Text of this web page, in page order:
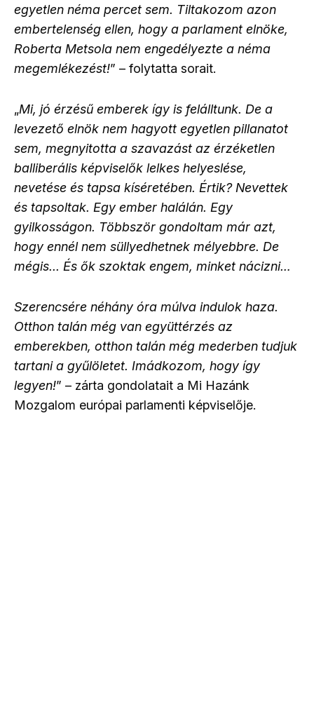
egyetlen néma percet sem. Tiltakozom azon
embertelenség ellen, hogy a parlament elnöke,
Roberta Metsola nem engedélyezte a néma
megemlékezést!” – folytatta sorait.
„Mi, jó érzésű emberek így is felálltunk. De a
levezető elnök nem hagyott egyetlen pillanatot
sem, megnyitotta a szavazást az érzéketlen
balliberális képviselők lelkes helyeslése,
nevetése és tapsa kíséretében. Értik? Nevettek
és tapsoltak. Egy ember halálán. Egy
gyilkosságon. Többször gondoltam már azt,
hogy ennél nem süllyedhetnek mélyebbre. De
mégis... És ők szoktak engem, minket nácizni…
Szerencsére néhány óra múlva indulok haza.
Otthon talán még van együttérzés az
emberekben, otthon talán még mederben tudjuk
tartani a gyűlöletet. Imádkozom, hogy így
legyen!” – zárta gondolatait a Mi Hazánk
Mozgalom európai parlamenti képviselője.